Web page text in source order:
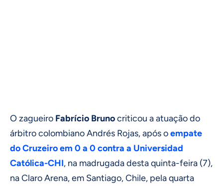
O zagueiro Fabrício Brunocriticou a atuação do
árbitro colombiano Andrés Rojas, após oempate
do Cruzeiro em 0 a 0 contra a Universidad
Católica-CHI, na madrugada desta quinta-feira (7),
na Claro Arena, em Santiago, Chile, pela quarta